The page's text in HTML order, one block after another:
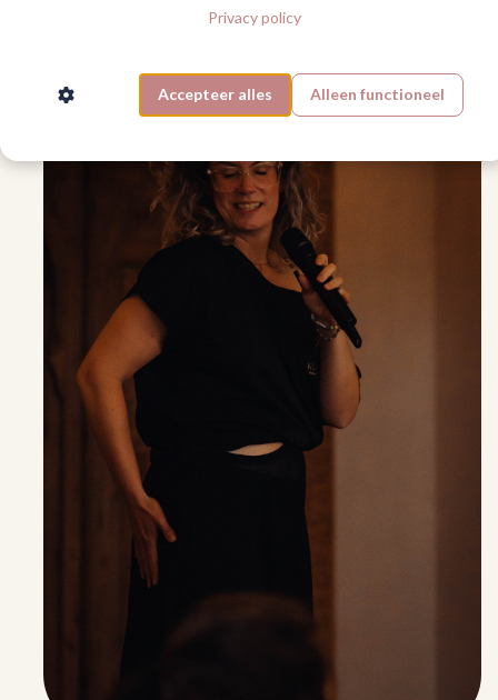
Privacy policy
Alleen functioneel
Accepteer alles